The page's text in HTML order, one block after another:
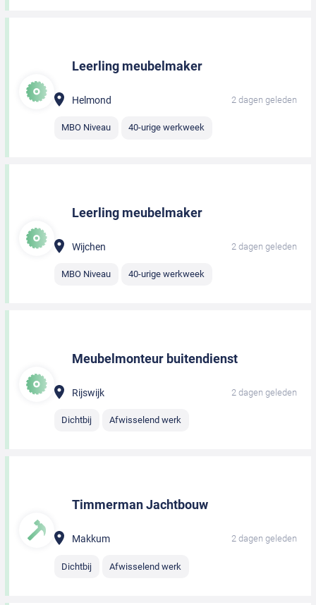
Leerling meubelmaker
Helmond 2 dagen geleden
MBO Niveau 40-urige werkweek
Leerling meubelmaker
Wijchen 2 dagen geleden
MBO Niveau 40-urige werkweek
Meubelmonteur buitendienst
Rijswijk 2 dagen geleden
Dichtbij Afwisselend werk
Timmerman Jachtbouw
Makkum 2 dagen geleden
Dichtbij Afwisselend werk